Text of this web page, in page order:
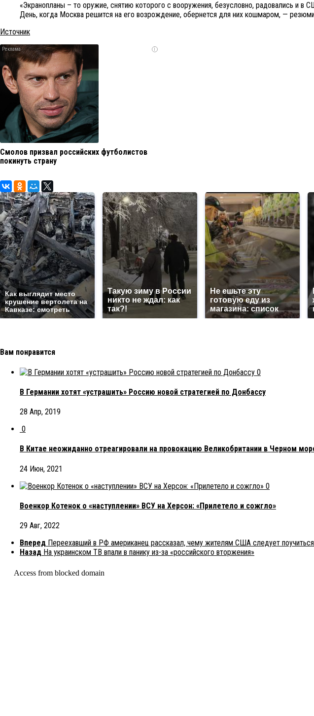
«Экранопланы – то оружие, снятию которого с вооружения, безусловно, радовались и
День, когда Москва решится на его возрождение, обернется для них кошмаром, —
Источник
i
Смолов призвал российских футболистов
покинуть страну
Как выглядит место
крушение вертолета на
Кавказе: смотреть
Такую зиму в России
никто не ждал: как
так?!
Не ешьте эту
готовую еду из
магазина: список
Вам понравится
0
В Германии хотят «устрашить» Россию новой стратегией по Донбассу
28 Апр, 2019
0
В Китае неожиданно отреагировали на провокацию Великобритании в Черном
24 Июн, 2021
0
Военкор Котенок о «наступлении» ВСУ на Херсон: «Прилетело и сожгло»
29 Авг, 2022
Вперед Переехавший в РФ американец рассказал, чему жителям США следует
Назад На украинском ТВ впали в панику из-за «российского вторжения»